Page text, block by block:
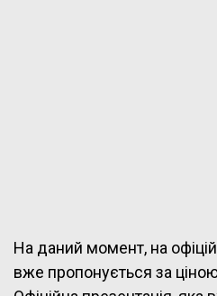
На даний момент, на
вже пропонується за